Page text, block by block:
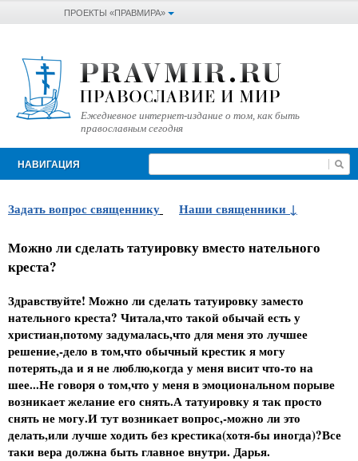
ПРОЕКТЫ «ПРАВМИРА»
Ежедневное интернет-издание о том, как быть
православным сегодня
НАВИГАЦИЯ
Задать вопрос священнику Наши священники
Можно ли сделать татуировку вместо нательного
креста?
Здравствуйте! Можно ли сделать татуировку заместо
нательного креста? Читала,что такой обычай есть у
христиан,потому задумалась,что для меня это лучшее
решение,-дело в том,что обычный крестик я могу
потерять,да и я не люблю,когда у меня висит что-то на
шее...Не говоря о том,что у меня в эмоциональном порыве
возникает желание его снять.А татуировку я так просто
снять не могу.И тут возникает вопрос,-можно ли это
делать,или лучше ходить без крестика(хотя-бы иногда)?Все
таки вера должна быть главное внутри. Дарья.